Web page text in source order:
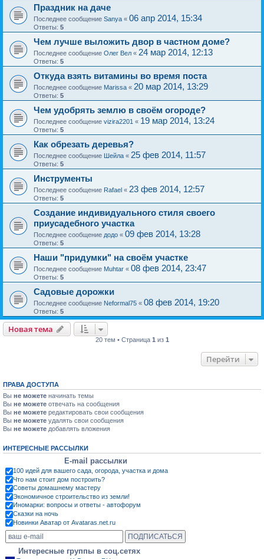
Праздник на даче
Последнее сообщение Sanya « 06 апр 2014, 15:34
Ответы: 5
Чем лучше выложить двор в частном доме?
Последнее сообщение Олег Вел « 24 мар 2014, 12:13
Ответы: 5
Откуда взять витамины во время поста
Последнее сообщение Marissa « 20 мар 2014, 13:29
Ответы: 5
Чем удобрять землю в своём огороде?
Последнее сообщение vizira2201 « 19 мар 2014, 13:24
Ответы: 5
Как обрезать деревья?
Последнее сообщение Шейла « 25 фев 2014, 11:57
Ответы: 5
Инструменты
Последнее сообщение Rafael « 23 фев 2014, 12:57
Ответы: 5
Создание индивидуального стиля своего
приусадебного участка
Последнее сообщение додо « 09 фев 2014, 13:28
Ответы: 5
Наши "придумки" на своём участке
Последнее сообщение Muhtar « 08 фев 2014, 23:47
Ответы: 5
Садовые дорожки
Последнее сообщение Neformal75 « 08 фев 2014, 19:20
Ответы: 5
Новая тема
20 тем • Страница 1 из 1
Перейти
ПРАВА ДОСТУПА
Вы не можете начинать темы
Вы не можете отвечать на сообщения
Вы не можете редактировать свои сообщения
Вы не можете удалять свои сообщения
Вы не можете добавлять вложения
ИНТЕРЕСНЫЕ РАССЫЛКИ
E-mail рассылки
100 идей для вашего сада, огорода, участка и дома
Что нам стоит дом построить?
Советы домашнему мастеру
Экономичное строительство из земли!
Иномарки: вопросы и ответы - автофорум
Сказки на ночь
Новинки Аватар от Avataras.net.ru
Интересные группы в соц.сетях